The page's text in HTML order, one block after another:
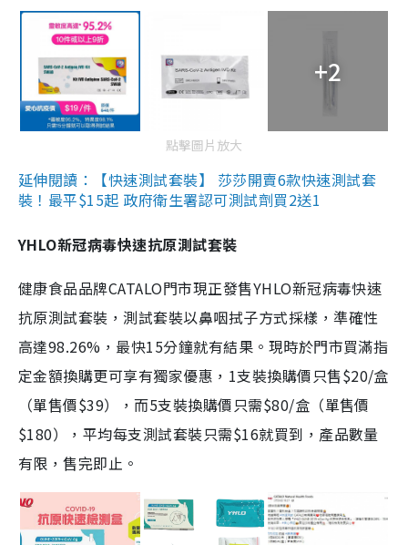
+2
點擊圖片放大
延伸閱讀：【快速測試套裝】 莎莎開賣6款快速測試套
裝！最平$15起 政府衛生署認可測試劑買2送1
YHLO新冠病毒快速抗原測試套裝
健康食品品牌CATALO門市現正發售YHLO新冠病毒快速
抗原測試套裝，測試套裝以鼻咽拭子方式採樣，準確性
高達98.26%，最快15分鐘就有結果。現時於門市買滿指
定金額換購更可享有獨家優惠，1支裝換購價只售$20/盒
（單售價$39），而5支裝換購價只需$80/盒（單售價
$180），平均每支測試套裝只需$16就買到，產品數量
有限，售完即止。